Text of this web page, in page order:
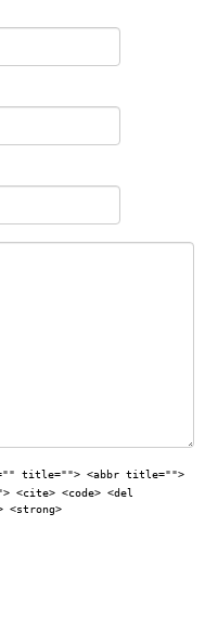
title=""> <abbr title="">
<cite> <code> <del
<strong>